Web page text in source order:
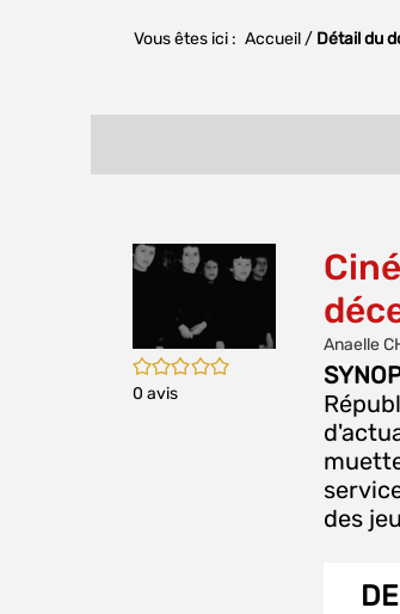
Vous êtes ici : Accueil/ Détail du
/5
0 avis
Anaelle
des